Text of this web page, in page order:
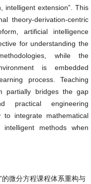
intelligent extension”. This
theory-derivation-centric
artificial intelligence
for understanding the
while the
is embedded
process. Teaching
partially bridges the gap
practical engineering
to integrate mathematical
intelligent methods when
的微分方程课程体系重构与